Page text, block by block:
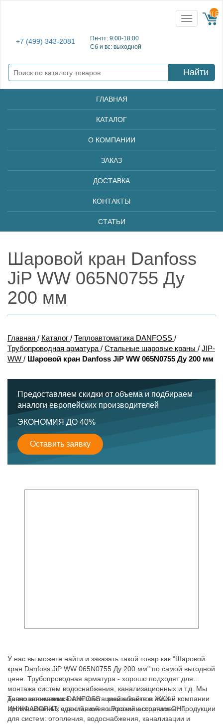
+7 (499) 343-2081
Пн-пт: 9:00-18:00
Сб и вс: выходной
Toggle
navigation
{{
Найти
ГЛАВНАЯ
КАТАЛОГ
О КОМПАНИИ
ЗАКАЗ
ДОСТАВКА
КОНТАКТЫ
СТАТЬИ
Шаровой кран Danfoss
JiP WW 065N0755 Ду
200 мм
Главная / Каталог / Теплоавтоматика DANFOSS /
Трубопроводная арматура / Стальные шаровые краны / JIP-
WW / Шаровой кран Danfoss JiP WW 065N0755 Ду 200 мм
Предоставляем скидки от объема и подбираем
аналоги европейских производителей
ЭКОНОМИЯ ДО 40%
Оставить заявку
У нас вы можете найти и заказать такой товар как "Шаровой
кран Danfoss JiP WW 065N0755 Ду 200 мм" по самой выгодной
цене. Трубопроводная арматура - хорошо подходят для
монтажа систем водоснабжения, канализационных и т.д. Мы
давно занимаемся комплектацией объектов ЖКХ и
промышленных зданий, имея широкий ассортимент продукции
для систем: отопления, водоснабжения, канализации и
Теплоавтоматика DANFOSS - заказывайте в нашей компании
ИНЖФАВОРИТ, с доставкой по России и странам СНГ.